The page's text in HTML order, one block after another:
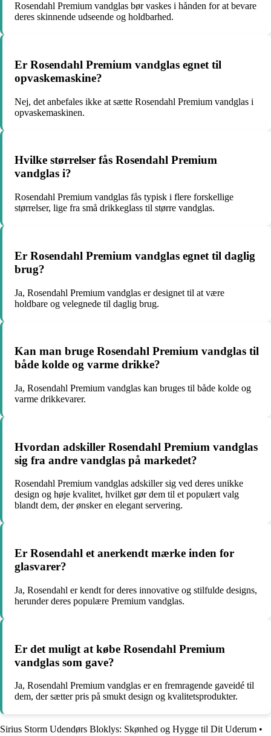
Rosendahl Premium vandglas bør vaskes i hånden for at bevare
deres skinnende udseende og holdbarhed.
Er Rosendahl Premium vandglas egnet til
opvaskemaskine?
Nej, det anbefales ikke at sætte Rosendahl Premium vandglas i
opvaskemaskinen.
Hvilke størrelser fås Rosendahl Premium
vandglas i?
Rosendahl Premium vandglas fås typisk i flere forskellige
størrelser, lige fra små drikkeglass til større vandglas.
Er Rosendahl Premium vandglas egnet til daglig
brug?
Ja, Rosendahl Premium vandglas er designet til at være
holdbare og velegnede til daglig brug.
Kan man bruge Rosendahl Premium vandglas til
både kolde og varme drikke?
Ja, Rosendahl Premium vandglas kan bruges til både kolde og
varme drikkevarer.
Hvordan adskiller Rosendahl Premium vandglas
sig fra andre vandglas på markedet?
Rosendahl Premium vandglas adskiller sig ved deres unikke
design og høje kvalitet, hvilket gør dem til et populært valg
blandt dem, der ønsker en elegant servering.
Er Rosendahl et anerkendt mærke inden for
glasvarer?
Ja, Rosendahl er kendt for deres innovative og stilfulde designs,
herunder deres populære Premium vandglas.
Er det muligt at købe Rosendahl Premium
vandglas som gave?
Ja, Rosendahl Premium vandglas er en fremragende gaveidé til
dem, der sætter pris på smukt design og kvalitetsprodukter.
Sirius Storm Udendørs Bloklys: Skønhed og Hygge til Dit Uderum •